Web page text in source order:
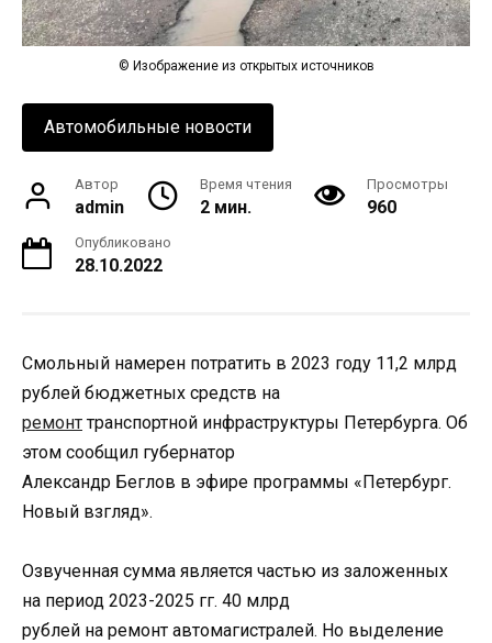
© Изображение из открытых источников
Автомобильные новости
Автор
admin
Время чтения
2 мин.
Просмотры
960
Опубликовано
28.10.2022
Смольный намерен потратить в 2023 году 11,2 млрд
рублей бюджетных средств на
ремонт транспортной инфраструктуры Петербурга. Об
этом сообщил губернатор
Александр Беглов в эфире программы «Петербург.
Новый взгляд».
Озвученная сумма является частью из заложенных
на период 2023-2025 гг. 40 млрд
рублей на ремонт автомагистралей. Но выделение